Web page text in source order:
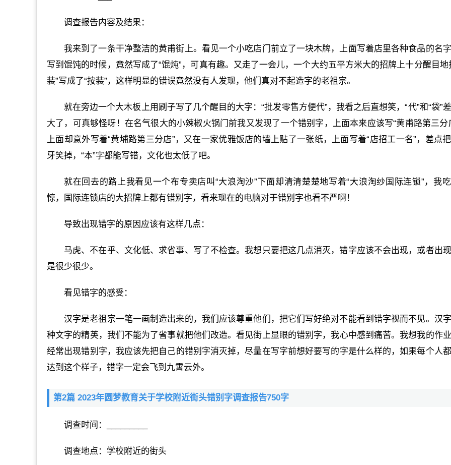
调查报告内容及结果：
我来到了一条干净整洁的黄甫街上。看见一个小吃店门前立了一块木牌，上面写着店里各种食品的名
写到馄饨的时候，竟然写成了“馄炖”，可真有趣。又走了一会儿，一个大约五平方米大的招牌上十分醒目地
装”写成了“按装”，这样明显的错误竟然没有人发现，他们真对不起造字的老祖宗。
就在旁边一个大木板上用刷子写了几个醒目的大字：“批发零售方便代”，我看之后直想笑，“代”和“袋”
大了，可真够怪呀！在名气很大的小辣椒火锅门前我又发现了一个错别字，上面本来应该写“黄甫路第三分
上面却意外写着“黄埔路第三分店”，又在一家优雅饭店的墙上贴了一张纸，上面写着“店招工一名”，差点
牙笑掉，“本”字都能写错，文化也太低了吧。
就在回去的路上我看见一个布专卖店叫“大浪淘沙”下面却清清楚楚地写着“大浪淘纱国际连锁”，我
惊，国际连锁店的大招牌上都有错别字，看来现在的电脑对于错别字也看不严啊！
导致出现错字的原因应该有这样几点：
马虎、不在乎、文化低、求省事、写了不检查。我想只要把这几点消灭，错字应该不会出现，或者出
是很少很少。
看见错字的感受：
汉字是老祖宗一笔一画制造出来的，我们应该尊重他们，把它们写好绝对不能看到错字视而不见。汉
种文字的精英，我们不能为了省事就把他们改造。看见街上显眼的错别字，我心中感到痛苦。我想我的作
经常出现错别字，我应该先把自己的错别字消灭掉，尽量在写字前想好要写的字是什么样的，如果每个人
达到这个样子，错字一定会飞到九霄云外。
第2篇 2023年圆梦教育关于学校附近街头错别字调查报告750字
调查时间：_________
调查地点：学校附近的街头